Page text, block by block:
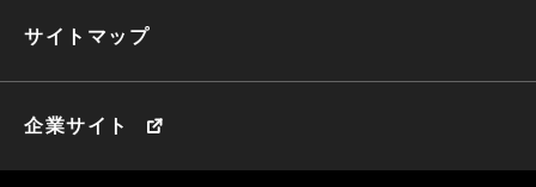
サイトマップ
企業サイト